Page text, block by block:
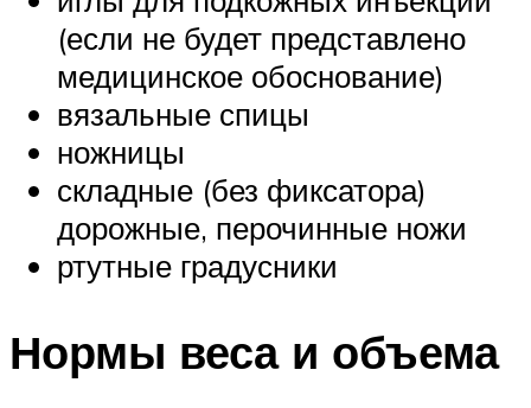
(если не будет представлено
медицинское обоснование)
вязальные спицы
ножницы
складные (без фиксатора)
дорожные, перочинные ножи
ртутные градусники
Нормы веса и объема